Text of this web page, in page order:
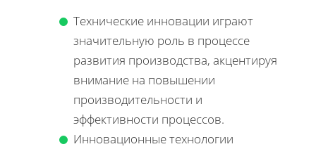
Технические инновации играют
значительную роль в процессе
развития производства, акцентируя
внимание на повышении
производительности и
эффективности процессов.
Инновационные технологии